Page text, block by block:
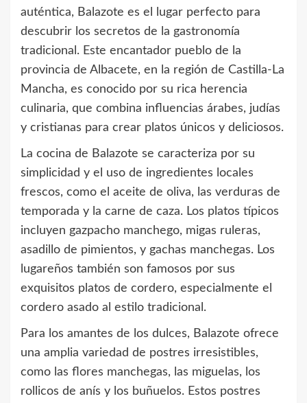
auténtica, Balazote es el lugar perfecto para
descubrir los secretos de la gastronomía
tradicional. Este encantador pueblo de la
provincia de Albacete, en la región de Castilla-La
Mancha, es conocido por su rica herencia
culinaria, que combina influencias árabes, judías
y cristianas para crear platos únicos y deliciosos.
La cocina de Balazote se caracteriza por su
simplicidad y el uso de ingredientes locales
frescos, como el aceite de oliva, las verduras de
temporada y la carne de caza. Los platos típicos
incluyen gazpacho manchego, migas ruleras,
asadillo de pimientos, y gachas manchegas. Los
lugareños también son famosos por sus
exquisitos platos de cordero, especialmente el
cordero asado al estilo tradicional.
Para los amantes de los dulces, Balazote ofrece
una amplia variedad de postres irresistibles,
como las flores manchegas, las miguelas, los
rollicos de anís y los buñuelos. Estos postres